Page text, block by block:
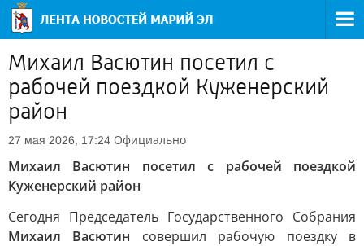
Михаил Васютин посетил с
рабочей поездкой Куженерский
район
27 мая 2026, 17:24 Официально
Михаил Васютин посетил с рабочей поездкой
Куженерский район
Сегодня Председатель Государственного Собрания
Михаил Васютин совершил рабочую поездку в